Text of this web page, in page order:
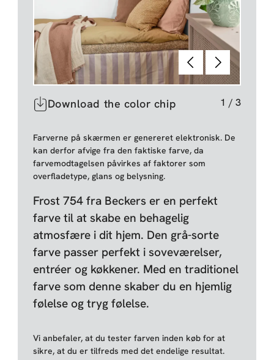
ForrigeNæste
Download the color chip 1 / 3
Farverne på skærmen er genereret elektronisk. De
kan derfor afvige fra den faktiske farve, da
farvemodtagelsen påvirkes af faktorer som
overfladetype, glans og belysning.
Frost 754 fra Beckers er en perfekt
farve til at skabe en behagelig
atmosfære i dit hjem. Den grå-sorte
farve passer perfekt i soveværelser,
entréer og køkkener. Med en traditionel
farve som denne skaber du en hjemlig
følelse og tryg følelse.
Vi anbefaler, at du tester farven inden køb for at
sikre, at du er tilfreds med det endelige resultat.